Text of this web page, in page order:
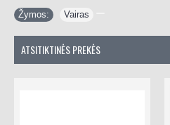
Žymos: Vairas
ATSITIKTINĖS PREKĖS